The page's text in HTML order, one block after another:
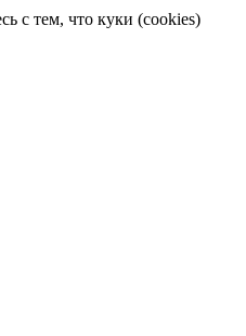
с тем, что куки (cookies)